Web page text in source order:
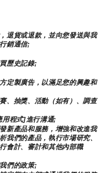
退貨或退款，並向您發送與我
銷通信;
歷史記錄;
定製廣告，以滿足您的興趣和
、抽獎、活動（如有）、調查
用程式]進行溝通;
新產品和服務，增強和改進我
我們的產品，執行市場研究、
會計、審計和其他內部職
們的政策;